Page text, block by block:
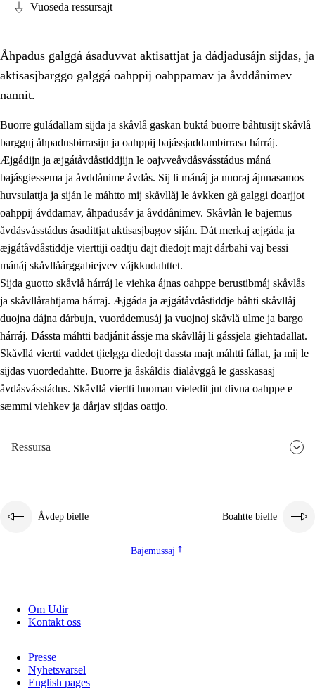
3. Prinsihpa skåvlå dåjmajda
3.1 Sebrudahtte oahppambirás
3.2 Åhpadibme ja hiebadum åhpadus
3.3 Aktisasjbarggo sijda ja skåvlå gaskan
3.4 Åhpadus åhpadusvidnudagán ja barggoiellemin
Profesjåvnåaktisasjvuohta ja skåvllååvddånibme
Vuoseda ressursajt
Åhpadus galggá ásaduvvat aktisattjat ja dádjadusájn sijdas, ja
aktisasjbarggo galggá oahppij oahppamav ja åvddånimev
nannit.
Buorre guládallam sijda ja skåvlå gaskan buktá buorre båhtusijt skåvlå
bargguj åhpadusbirrasijn ja oahppij bajássjaddambirrasa hárráj.
Æjgádijn ja æjgátåvdåstiddjijn le oajvveåvdåsvásstádus máná
bajásgiessema ja åvddånime åvdås. Sij li mánáj ja nuoraj ájnnasamos
huvsulattja ja siján le máhtto mij skåvllåj le ávkken gå galggi doarjjot
oahppij ávddamav, åhpadusáv ja åvddånimev. Skåvlån le bajemus
åvdåsvásstádus ásadittjat aktisasjbagov siján. Dát merkaj æjgáda ja
æjgátåvdåstiddje vierttiji oadtju dajt diedojt majt dárbahi vaj bessi
mánáj skåvllåárggabiejvev vájkkudahttet.
Sijda guotto skåvlå hárráj le viehka ájnas oahppe berustibmáj skåvlås
ja skåvllårahtjama hárraj. Æjgáda ja æjgátåvdåstiddje båhti skåvllåj
duojna dájna dárbujn, vuorddemusáj ja vuojnoj skåvlå ulme ja bargo
hárráj. Dássta máhtti badjánit ássje ma skåvllåj li gássjela giehtadallat.
Skåvllå viertti vaddet tjielgga diedojt dassta majt máhtti fállat, ja mij le
sijdas vuordedahtte. Buorre ja åskåldis dialåvggå le gasskasasj
åvdåsvásstádus. Skåvllå viertti huoman vieledit jut divna oahppe e
sæmmi viehkev ja dårjav sijdas oattjo.
Ressursa
Åvdep bielle Boahtte bielle
Bajemussaj
Om Udir
Kontakt oss
Presse
Nyhetsvarsel
English pages